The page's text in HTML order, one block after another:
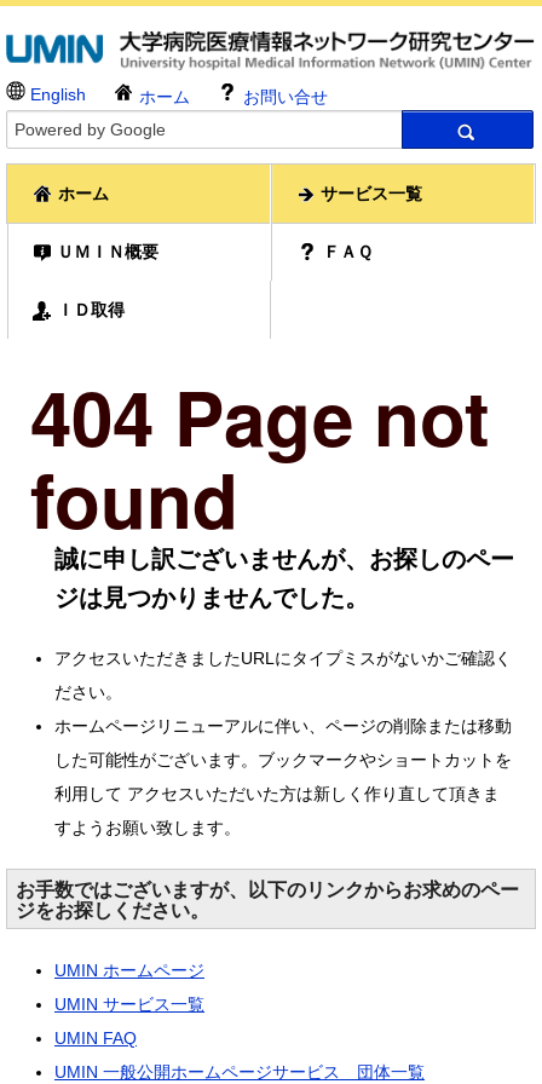
English ホーム お問い合せ
ホーム サービス一覧
ＵＭＩＮ概要 ＦＡＱ
ＩＤ取得
404 Page not
found
誠に申し訳ございませんが、お探しのペー
ジは見つかりませんでした。
アクセスいただきましたURLにタイプミスがないかご確認く
ださい。
ホームページリニューアルに伴い、ページの削除または移動
した可能性がございます。ブックマークやショートカットを
利用して アクセスいただいた方は新しく作り直して頂きま
すようお願い致します。
お手数ではございますが、以下のリンクからお求めのペー
ジをお探しください。
UMIN ホームページ
UMIN サービス一覧
UMIN FAQ
UMIN 一般公開ホームページサービス 団体一覧